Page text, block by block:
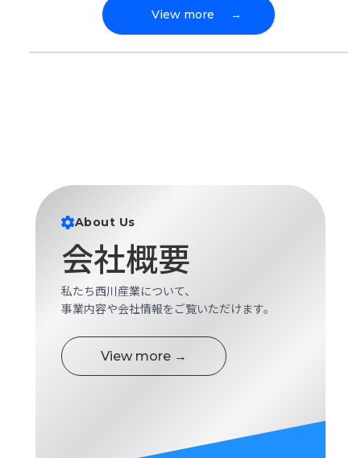
View more →
About Us
会社概要
私たち西川産業について、
事業内容や会社情報をご覧いただけます。
View more →